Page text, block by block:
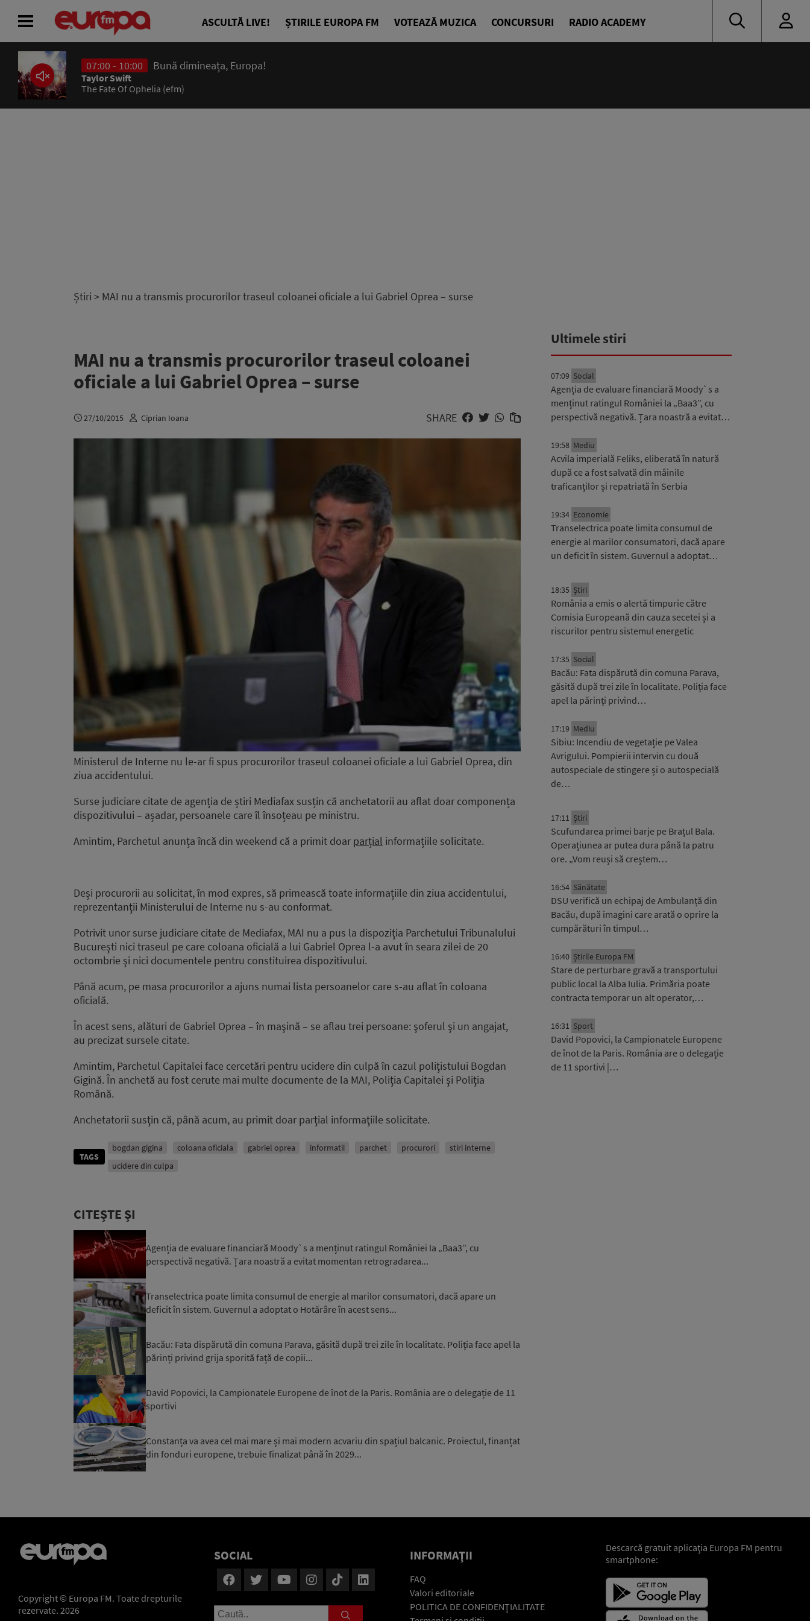
ASCULTĂ LIVE! ȘTIRILE EUROPA FM VOTEAZĂ MUZICA CONCURSURI RADIO ACADEMY
07:00 - 10:00 Bună dimineața, Europa!
Taylor Swift
The Fate Of Ophelia (efm)
Știri > MAI nu a transmis procurorilor traseul coloanei oficiale a lui Gabriel Oprea – surse
MAI nu a transmis procurorilor traseul coloanei
oficiale a lui Gabriel Oprea – surse
27/10/2015 Ciprian Ioana SHARE
Ministerul de Interne nu le-ar fi spus procurorilor traseul coloanei oficiale a lui Gabriel Oprea, din
ziua accidentului.
Surse judiciare citate de agenția de știri Mediafax susțin că anchetatorii au aflat doar componența
dispozitivului – așadar, persoanele care îl însoțeau pe ministru.
Amintim, Parchetul anunța încă din weekend că a primit doar parțial informațiile solicitate.
Deși procurorii au solicitat, în mod expres, să primească toate informațiile din ziua accidentului,
reprezentanţii Ministerului de Interne nu s-au conformat.
Potrivit unor surse judiciare citate de Mediafax, MAI nu a pus la dispoziţia Parchetului Tribunalului
Bucureşti nici traseul pe care coloana oficială a lui Gabriel Oprea l-a avut în seara zilei de 20
octombrie şi nici documentele pentru constituirea dispozitivului.
Până acum, pe masa procurorilor a ajuns numai lista persoanelor care s-au aflat în coloana
oficială.
În acest sens, alături de Gabriel Oprea – în maşină – se aflau trei persoane: şoferul şi un angajat,
au precizat sursele citate.
Amintim, Parchetul Capitalei face cercetări pentru ucidere din culpă în cazul poliţistului Bogdan
Gigină. În anchetă au fost cerute mai multe documente de la MAI, Poliţia Capitalei şi Poliţia
Română.
Anchetatorii susţin că, până acum, au primit doar parţial informaţiile solicitate.
TAGS
bogdan gigina coloana oficiala gabriel oprea informatii parchet procurori
stiri interne
ucidere din culpa
CITEȘTE ȘI
Agenția de evaluare financiară Moody`s a menținut ratingul României la „Baa3”, cu
perspectivă negativă. Țara noastră a evitat momentan retrogradarea...
Transelectrica poate limita consumul de energie al marilor consumatori, dacă apare un
deficit în sistem. Guvernul a adoptat o Hotărâre în acest sens...
Bacău: Fata dispărută din comuna Parava, găsită după trei zile în localitate. Poliția face apel la
părinți privind grija sporită față de copii...
David Popovici, la Campionatele Europene de înot de la Paris. România are o delegație de 11
sportivi
Constanța va avea cel mai mare și mai modern acvariu din spațiul balcanic. Proiectul, finanțat
din fonduri europene, trebuie finalizat până în 2029...
Ultimele stiri
07:09 Social
Agenția de evaluare financiară Moody`s a
menținut ratingul României la „Baa3”, cu
perspectivă negativă. Țara noastră a evitat…
19:58 Mediu
Acvila imperială Feliks, eliberată în natură
după ce a fost salvată din mâinile
traficanților și repatriată în Serbia
19:34 Economie
Transelectrica poate limita consumul de
energie al marilor consumatori, dacă apare
un deficit în sistem. Guvernul a adoptat…
18:35 Știri
România a emis o alertă timpurie către
Comisia Europeană din cauza secetei și a
riscurilor pentru sistemul energetic
17:35 Social
Bacău: Fata dispărută din comuna Parava,
găsită după trei zile în localitate. Poliția face
apel la părinți privind…
17:19 Mediu
Sibiu: Incendiu de vegetație pe Valea
Avrigului. Pompierii intervin cu două
autospeciale de stingere și o autospecială
de…
17:11 Știri
Scufundarea primei barje pe Brațul Bala.
Operațiunea ar putea dura până la patru
ore. „Vom reuși să creștem…
16:54 Sănătate
DSU verifică un echipaj de Ambulanță din
Bacău, după imagini care arată o oprire la
cumpărături în timpul…
16:40 Știrile Europa FM
Stare de perturbare gravă a transportului
public local la Alba Iulia. Primăria poate
contracta temporar un alt operator,…
16:31 Sport
David Popovici, la Campionatele Europene
de înot de la Paris. România are o delegație
de 11 sportivi |…
Copyright © Europa FM. Toate drepturile
rezervate. 2026
SOCIAL INFORMAŢII
FAQ
Valori editoriale
POLITICA DE CONFIDENŢIALITATE
Descarcă gratuit aplicaţia Europa FM pentru
smartphone:
ACASĂ
ȘTIRI